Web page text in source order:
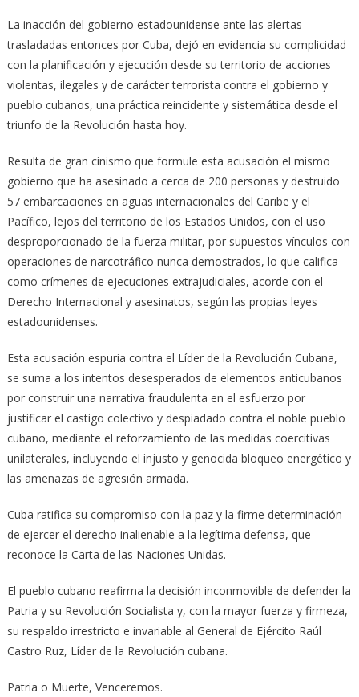
La inacción del gobierno estadounidense ante las alertas
trasladadas entonces por Cuba, dejó en evidencia su complicidad
con la planificación y ejecución desde su territorio de acciones
violentas, ilegales y de carácter terrorista contra el gobierno y
pueblo cubanos, una práctica reincidente y sistemática desde el
triunfo de la Revolución hasta hoy.
Resulta de gran cinismo que formule esta acusación el mismo
gobierno que ha asesinado a cerca de 200 personas y destruido
57 embarcaciones en aguas internacionales del Caribe y el
Pacífico, lejos del territorio de los Estados Unidos, con el uso
desproporcionado de la fuerza militar, por supuestos vínculos con
operaciones de narcotráfico nunca demostrados, lo que califica
como crímenes de ejecuciones extrajudiciales, acorde con el
Derecho Internacional y asesinatos, según las propias leyes
estadounidenses.
Esta acusación espuria contra el Líder de la Revolución Cubana,
se suma a los intentos desesperados de elementos anticubanos
por construir una narrativa fraudulenta en el esfuerzo por
justificar el castigo colectivo y despiadado contra el noble pueblo
cubano, mediante el reforzamiento de las medidas coercitivas
unilaterales, incluyendo el injusto y genocida bloqueo energético y
las amenazas de agresión armada.
Cuba ratifica su compromiso con la paz y la firme determinación
de ejercer el derecho inalienable a la legítima defensa, que
reconoce la Carta de las Naciones Unidas.
El pueblo cubano reafirma la decisión inconmovible de defender la
Patria y su Revolución Socialista y, con la mayor fuerza y firmeza,
su respaldo irrestricto e invariable al General de Ejército Raúl
Castro Ruz, Líder de la Revolución cubana.
Patria o Muerte, Venceremos.